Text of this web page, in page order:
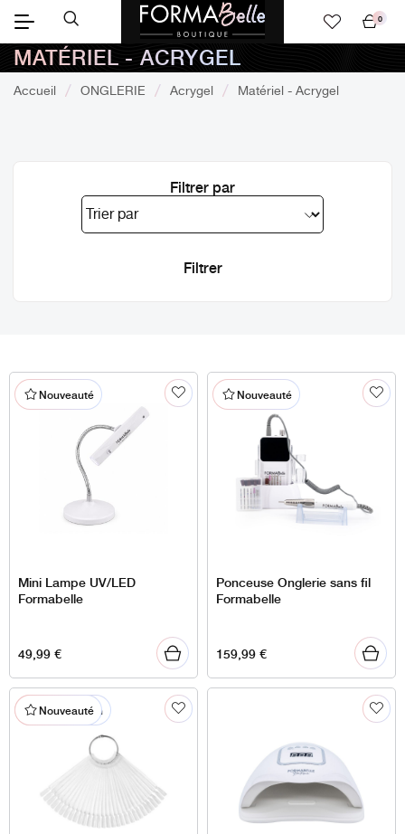
panier
0
MATÉRIEL - ACRYGEL
Accueil ONGLERIE Acrygel Matériel - Acrygel
Filtrer par
Nouveauté
Mini Lampe UV/LED
Formabelle
49,99€
Nouveauté
Ponceuse Onglerie sans fil
Formabelle
159,99€
% En promotion
Nouveauté